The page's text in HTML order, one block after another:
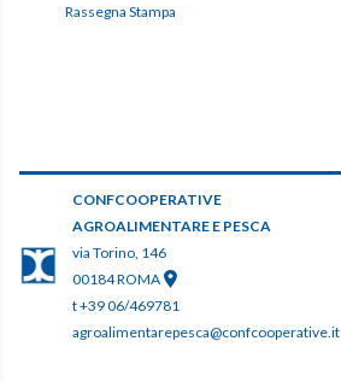
CONFCOOPERATIVE
AGROALIMENTARE E PESCA
via Torino, 146
00184 ROMA
t +39 06/469781
agroalimentarepesca@confcooperative.it
Rassegna Stampa